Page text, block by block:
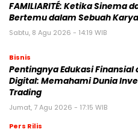
FAMILIARITÉ: Ketika Sinema
Bertemu dalam Sebuah
Sabtu, 8 Agu 2026 - 14:19 WIB
Bisnis
Pentingnya Edukasi Finansial
Digital: Memahami Dunia
Trading
Jumat, 7 Agu 2026 - 17:15 WIB
Pers Rilis